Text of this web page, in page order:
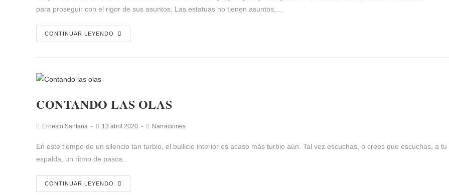
para proseguir con el rigor de sus asuntos. Las estatuas no tienen asuntos,…
CONTINUAR LEYENDO
CONTANDO LAS OLAS
Ernesto Santana 13 abril 2020 Narraciones
En este tiempo de un silencio tan turbio, el bullicio interior es acaso más turbio aún. Tal vez escuchas, o crees que escuchas, a tu
espalda, un ritmo de pasos…
CONTINUAR LEYENDO